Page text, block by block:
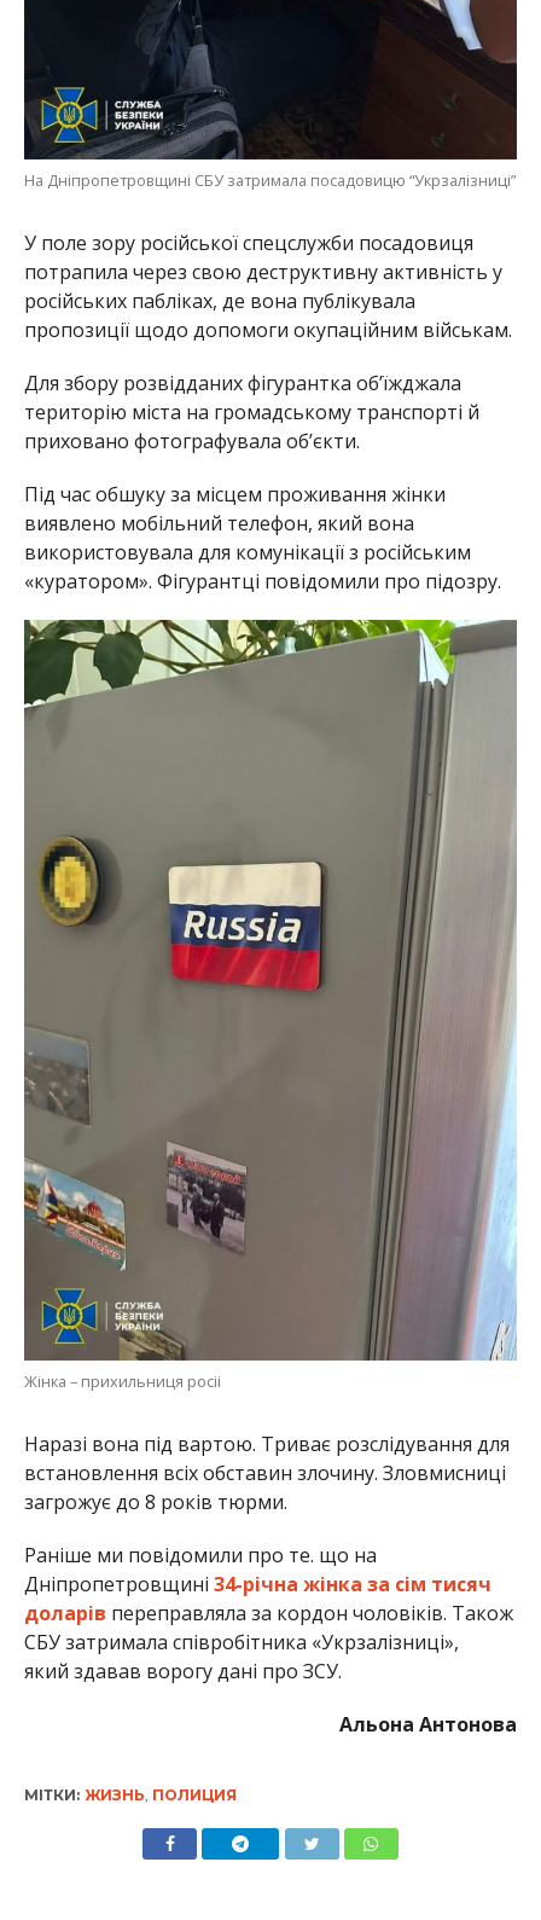
Для збору розвідданих фігурантка об’їжджала
територію міста на громадському транспорті й
приховано фотографувала об’єкти.
Під час обшуку за місцем проживання жінки
виявлено мобільний телефон, який вона
«куратором». Фігурантці повідомили про підозру.
Жінка – прихильниця росіі
Наразі вона під вартою. Триває розслідування для
встановлення всіх обставин злочину. Зловмисниці
загрожує до 8 років тюрми.
Раніше ми повідомили про те. що на
Дніпропетровщині34-річна жінка за сім тисяч
переправляла за кордон чоловіків. Також
СБУ затримала співробітника «Укрзалізниці»,
який здавав ворогу дані про ЗСУ.
МІТКИ: ЖИЗНЬ , ПОЛИЦИЯ